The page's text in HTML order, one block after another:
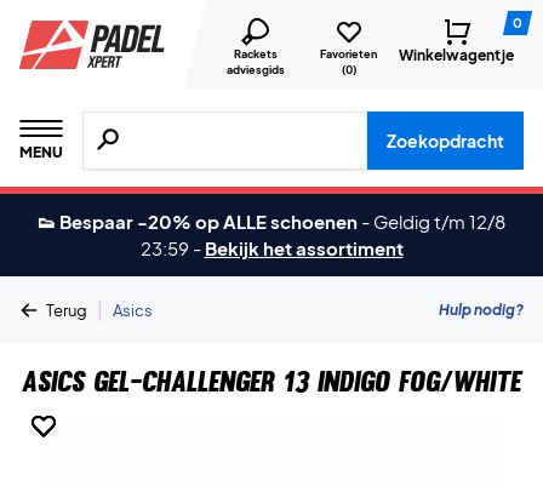
Rackets
adviesgids
Favorieten
(0)
0
Winkelwagentje
MENU
Zoeken naar producten, merken etc.
Zoekopdracht
👟 Bespaar -20% op ALLE schoenen - Geldig t/m 12/8
23:59 - Bekijk het assortiment
Terug | Asics Hulp nodig?
Asics Gel-Challenger 13 Indigo Fog/White